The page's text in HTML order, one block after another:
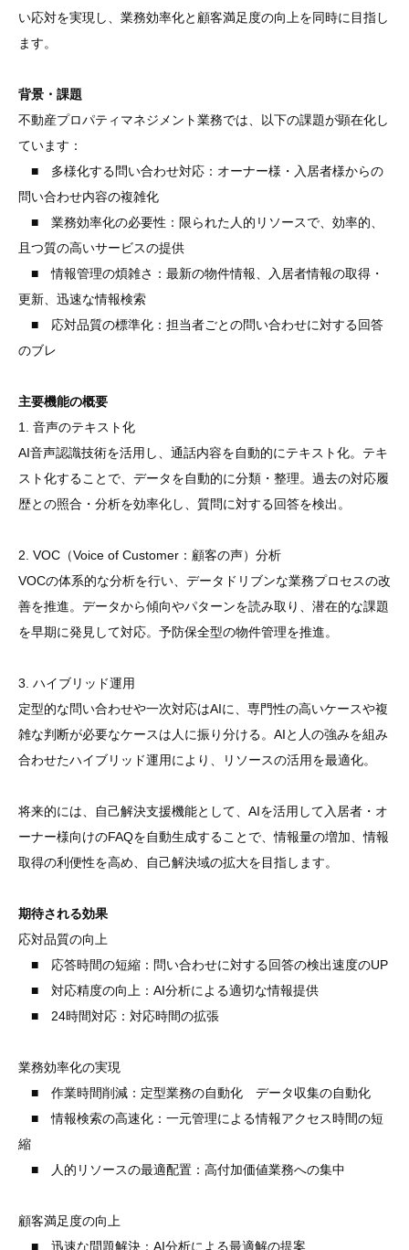
い応対を実現し、業務効率化と顧客満足度の向上を同時に目指し
ます。
背景・課題
不動産プロパティマネジメント業務では、以下の課題が顕在化し
ています：
■ 多様化する問い合わせ対応：オーナー様・入居者様からの
問い合わせ内容の複雑化
■ 業務効率化の必要性：限られた人的リソースで、効率的、
且つ質の高いサービスの提供
■ 情報管理の煩雑さ：最新の物件情報、入居者情報の取得・
更新、迅速な情報検索
■ 応対品質の標準化：担当者ごとの問い合わせに対する回答
のブレ
主要機能の概要
1. 音声のテキスト化
AI音声認識技術を活用し、通話内容を自動的にテキスト化。テキ
スト化することで、データを自動的に分類・整理。過去の対応履
歴との照合・分析を効率化し、質問に対する回答を検出。
2. VOC（Voice of Customer：顧客の声）分析
VOCの体系的な分析を行い、データドリブンな業務プロセスの改
善を推進。データから傾向やパターンを読み取り、潜在的な課題
を早期に発見して対応。予防保全型の物件管理を推進。
3. ハイブリッド運用
定型的な問い合わせや一次対応はAIに、専門性の高いケースや複
雑な判断が必要なケースは人に振り分ける。AIと人の強みを組み
合わせたハイブリッド運用により、リソースの活用を最適化。
将来的には、自己解決支援機能として、AIを活用して入居者・オ
ーナー様向けのFAQを自動生成することで、情報量の増加、情報
取得の利便性を高め、自己解決域の拡大を目指します。
期待される効果
応対品質の向上
■ 応答時間の短縮：問い合わせに対する回答の検出速度のUP
■ 対応精度の向上：AI分析による適切な情報提供
■ 24時間対応：対応時間の拡張
業務効率化の実現
■ 作業時間削減：定型業務の自動化 データ収集の自動化
■ 情報検索の高速化：一元管理による情報アクセス時間の短
縮
■ 人的リソースの最適配置：高付加価値業務への集中
顧客満足度の向上
■ 迅速な問題解決：AI分析による最適解の提案